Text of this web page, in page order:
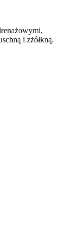
i zżółkną.